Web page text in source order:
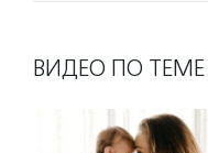
ВИДЕО ПО ТЕМЕ